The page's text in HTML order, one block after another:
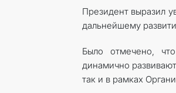
Президент выразил
дальнейшему
Было отмечено,
динамично
так и в рамках